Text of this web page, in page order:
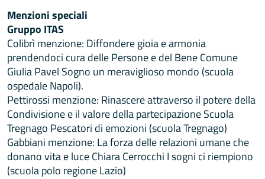
Menzioni speciali
Gruppo ITAS
Colibrì menzione: Diffondere gioia e armonia
prendendoci cura delle Persone e del Bene Comune
Giulia Pavel Sogno un meraviglioso mondo (scuola
ospedale Napoli).
Pettirossi menzione: Rinascere attraverso il potere della
Condivisione e il valore della partecipazione Scuola
Tregnago Pescatori di emozioni (scuola Tregnago)
Gabbiani menzione: La forza delle relazioni umane che
donano vita e luce Chiara Cerrocchi I sogni ci riempiono
(scuola polo regione Lazio)